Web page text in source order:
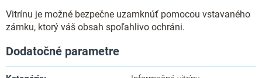
Vitrínu je možné bezpečne uzamknúť pomocou vstavaného
zámku, ktorý váš obsah spoľahlivo ochráni.
Dodatočné parametre